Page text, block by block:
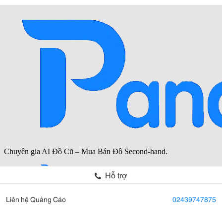
Hỗ trợ
Liên hệ Quảng Cáo 02439747875